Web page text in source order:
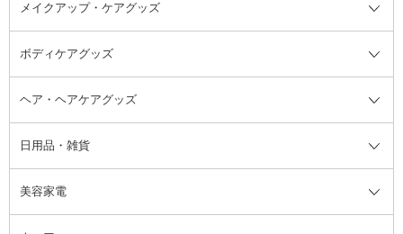
リムーバー・除光液
フレグランスミスト
その他香水・ヘアフレグランス
入浴剤・浴用料・バスソルト全て
バスソルト
メイクアップ・ケアグッズ
メイクアップ・ケアグッズ全て
コットン・綿棒
洗顔グッズ
ブラシ・チップ
ボディケアグッズ
ボディケアグッズ全て
マッサージ・ボディケアグッズ
かかと・角質ケアグッズ
ヘア・ヘアケアグッズ
ヘア・ヘアケアグッズ全て
ヘアゴム
日用品・雑貨
日用品・雑貨全て
美容家電